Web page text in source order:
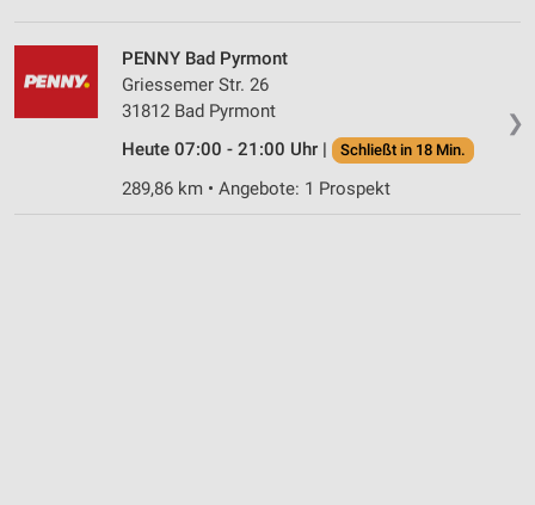
❯
PENNY Bad Pyrmont
Griessemer Str. 26
31812 Bad Pyrmont
Heute 07:00 - 21:00 Uhr |
Schließt in 18 Min.
289,86 km • Angebote: 1 Prospekt